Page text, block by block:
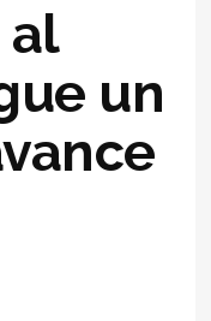
al
un